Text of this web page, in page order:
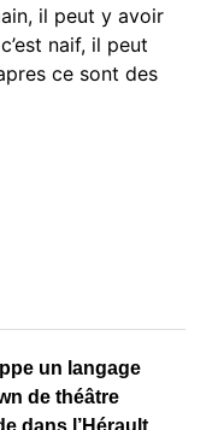
il peut y avoir
naif, il peut
ce sont des
un langage
de théâtre
dans l’Hérault.